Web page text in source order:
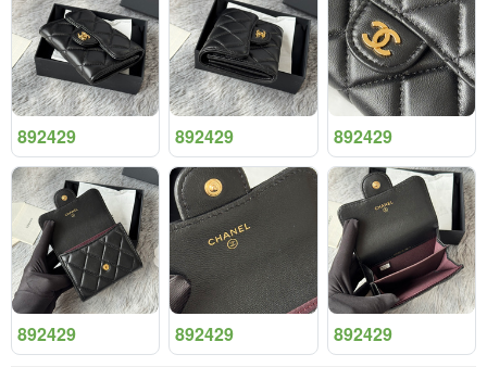
892429 892429 892429
892429 892429 892429